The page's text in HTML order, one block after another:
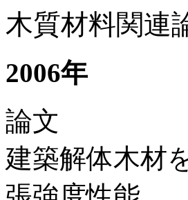
木質材料関連
2006年
論文
建築解体木材